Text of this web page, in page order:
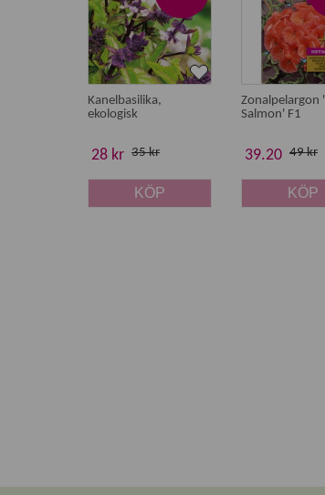
Kanelbasilika,
ekologisk
28 kr 35 kr
KÖP
Zonalpelargon
Salmon' F1
39.20 49 kr
KÖP